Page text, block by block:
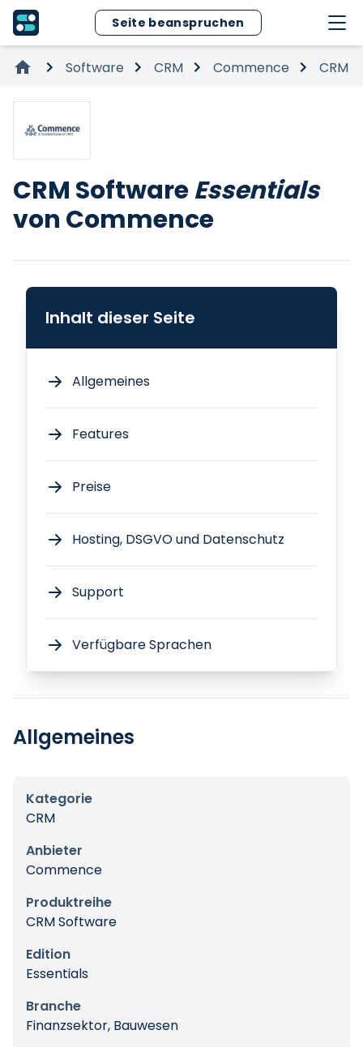
Seite beanspruchen
Software CRM Commence CRM
CRM SoftwareEssentials
von Commence
Inhalt dieser Seite
Allgemeines
Features
Preise
Hosting, DSGVO und Datenschutz
Support
Verfügbare Sprachen
Allgemeines
Kategorie
CRM
Anbieter
Commence
Produktreihe
CRM Software
Edition
Essentials
Branche
Finanzsektor, Bauwesen